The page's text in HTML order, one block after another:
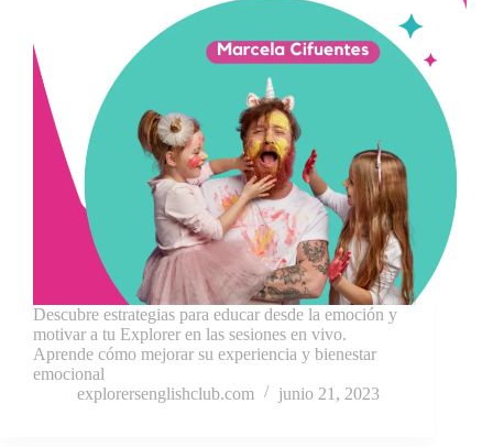
Descubre estrategias para educar desde la emoción y
motivar a tu Explorer en las sesiones en vivo.
Aprende cómo mejorar su experiencia y bienestar
emocional
explorersenglishclub.com
junio 21, 2023